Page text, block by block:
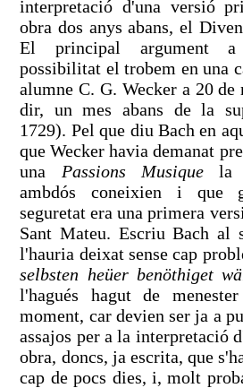
interpretació d'una versió
obra dos anys abans, el
El principal argument a
possibilitat el trobem en una
alumne C. G. Wecker a 20 de
dir, un mes abans de la
1729). Pel que diu Bach en
que Wecker havia demanat
una Passions Musiquela
ambdós coneixien i que
seguretat era una primera
Sant Mateu. Escriu Bach al
l'hauria deixat sense cap
selbsten heüer benöthiget
l'hagués hagut de
moment, car devien ser ja a
assajos per a la interpretació
obra, doncs, ja escrita, que
cap de pocs dies, i, molt